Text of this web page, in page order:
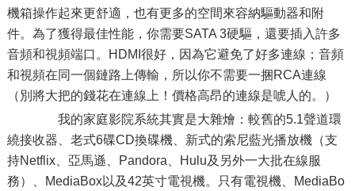
機箱操作起來更舒適，也有更多的空間來容納驅動器和附
件。為了獲得最佳性能，你需要SATA 3硬驅，還要插入許多
音頻和視頻端口。HDMI很好，因為它避免了好多連線；音頻
和視頻在同一個鏈路上傳輸，所以你不需要一捆RCA連線
（別將大把的錢花在連線上！價格高昂的連線是唬人的。）
我的家庭影院系統其實是大雜燴：較舊的5.1聲道環
繞接收器、老式6碟CD換碟機、新式的索尼藍光播放機（支
持Netflix、亞馬遜、Pandora、Hulu及另外一大批在線服
務）、MediaBox以及42英寸電視機。只有電視機、MediaBo